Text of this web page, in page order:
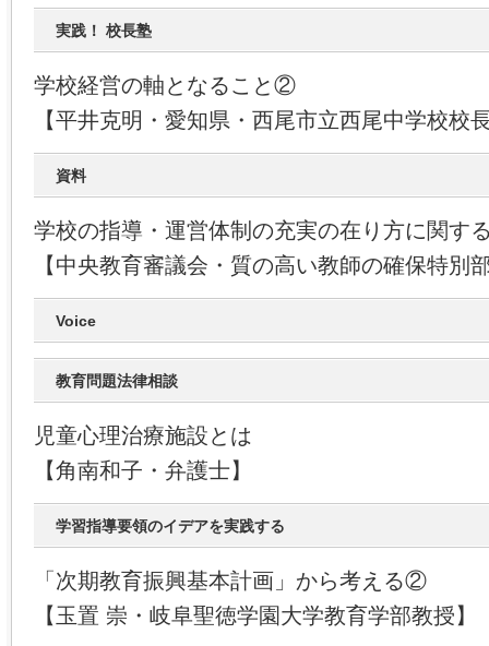
実践！ 校長塾
学校経営の軸となること②
【平井克明・愛知県・西尾市立西尾中学校校
資料
学校の指導・運営体制の充実の在り方に関す
【中央教育審議会・質の高い教師の確保特別
Voice
教育問題法律相談
児童心理治療施設とは
【角南和子・弁護士】
学習指導要領のイデアを実践する
「次期教育振興基本計画」から考える②
【玉置 崇・岐阜聖徳学園大学教育学部教授】